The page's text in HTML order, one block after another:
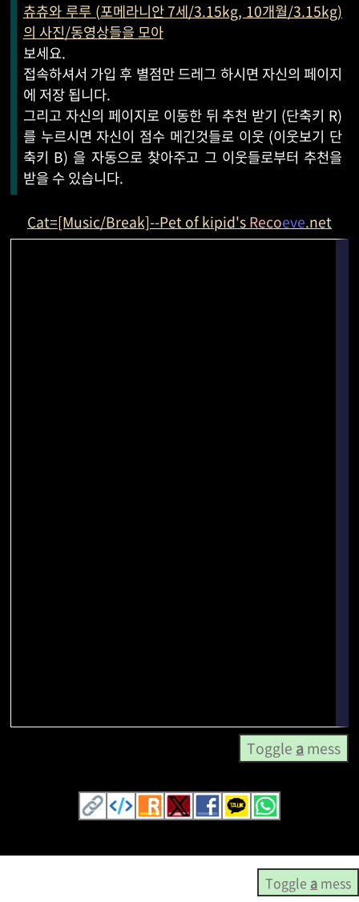
츄츄와 루루 (포메라니안 7세/3.15kg, 10개월/3.15kg)
의 사진/동영상들을 모아
보세요.
접속하셔서 가입 후 별점만 드레그 하시면 자신의 페이지
에 저장 됩니다.
그리고 자신의 페이지로 이동한 뒤 추천 받기 (단축키 R)
를 누르시면 자신이 점수 메긴것들로 이웃 (이웃보기 단
축키 B) 을 자동으로 찾아주고 그 이웃들로부터 추천을
받을 수 있습니다.
Cat=[Music/Break]--Pet of kipid'sRecoeve.net
Toggle amess
Toggle a mess